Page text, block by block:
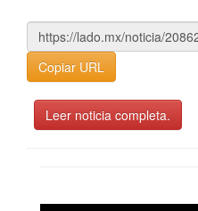
Copiar URL
Leer noticia completa.